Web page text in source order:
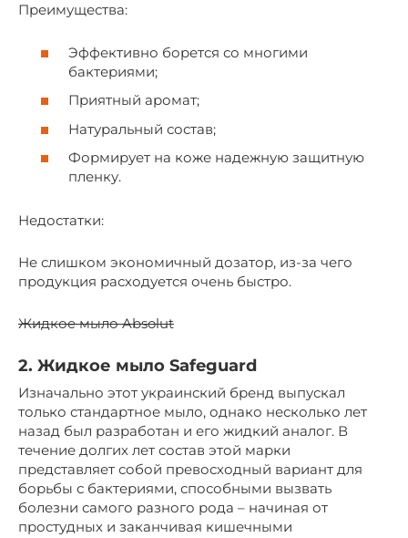
Преимущества:
Эффективно борется со многими
бактериями;
Приятный аромат;
Натуральный состав;
Формирует на коже надежную защитную
пленку.
Недостатки:
Не слишком экономичный дозатор, из-за чего
продукция расходуется очень быстро.
Жидкое мыло Absolut
2. Жидкое мыло Safeguard
Изначально этот украинский бренд выпускал
только стандартное мыло, однако несколько лет
назад был разработан и его жидкий аналог. В
течение долгих лет состав этой марки
представляет собой превосходный вариант для
борьбы с бактериями, способными вызвать
болезни самого разного рода – начиная от
простудных и заканчивая кишечными